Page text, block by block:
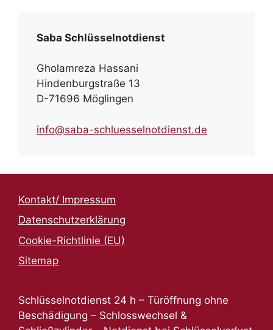
Saba Schlüsselnotdienst
Gholamreza Hassani
Hindenburgstraße 13
D-71696 Möglingen
info@saba-schluesselnotdienst.de
Kontakt/ Impressum
Datenschutzerklärung
Cookie-Richtlinie (EU)
Sitemap
Schlüsselnotdienst 24 h – Türöffnung ohne
Beschädigung – Schlosswechsel &